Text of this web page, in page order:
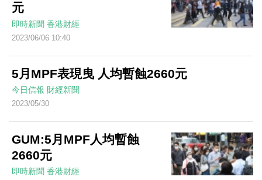
元
即時新聞 香港財經
2023/06/06 10:40
5月MPF表現曳 人均暫蝕2660元
今日信報 財經新聞
2023/05/30
GUM:5月MPF人均暫蝕
2660元
即時新聞 香港財經